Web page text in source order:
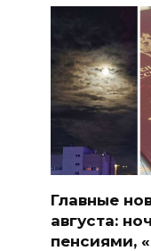
Главные
августа:
пенсиями,